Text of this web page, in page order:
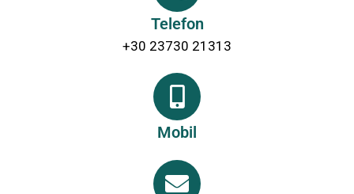
Telefon
+30 23730 21313
Mobil